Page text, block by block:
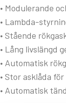
• Modulerande
• Lambda-
• Stående
• Lång livslängd
• Automatisk
• Stor asklåda
• Automatisk